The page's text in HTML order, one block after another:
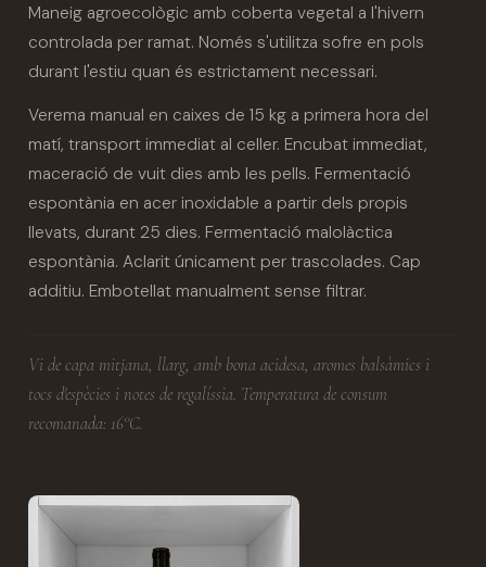
Maneig agroecològic amb coberta vegetal a l'hivern
controlada per ramat. Només s'utilitza sofre en pols
durant l'estiu quan és estrictament necessari.
Verema manual en caixes de 15 kg a primera hora del
matí, transport immediat al celler. Encubat immediat,
maceració de vuit dies amb les pells. Fermentació
espontània en acer inoxidable a partir dels propis
llevats, durant 25 dies. Fermentació malolàctica
espontània. Aclarit únicament per trascolades. Cap
additiu. Embotellat manualment sense filtrar.
Vi de capa mitjana, llarg, amb bona acidesa, aromes balsàmics i
tocs d'espècies i notes de regalíssia. Temperatura de consum
recomanada: 16°C.